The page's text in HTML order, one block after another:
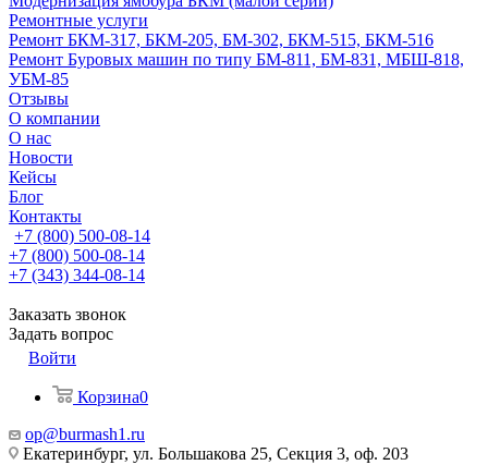
Ремонтные услуги
Ремонт БКМ-317, БКМ-205, БМ-302, БКМ-515, БКМ-516
Ремонт Буровых машин по типу БМ-811, БМ-831, МБШ-818,
УБМ-85
Отзывы
О компании
О нас
Новости
Кейсы
Блог
Контакты
+7 (800) 500-08-14
+7 (800) 500-08-14
+7 (343) 344-08-14
Заказать звонок
Задать вопрос
Войти
Корзина0
op@burmash1.ru
Екатеринбург, ул. Большакова 25, Секция 3, оф. 203